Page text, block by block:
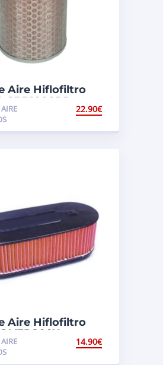
Aire Hiflofiltro
CBR1000RR
(SC57)
22.90€
Aire Hiflofiltro
VFR800X
ABS (RC60)
14.90€